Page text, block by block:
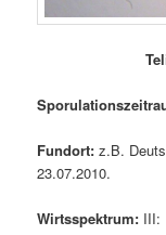
Fundort:z.B.
23.07.2010.
Wirtsspektrum: III: